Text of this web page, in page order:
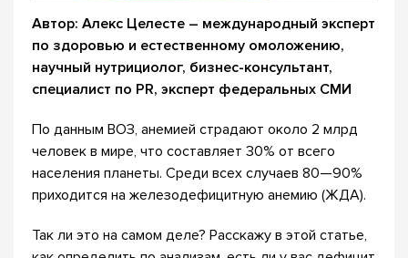
Автор: Алекс Целесте – международный эксперт
по здоровью и естественному омоложению,
научный нутрициолог, бизнес-консультант,
специалист по PR, эксперт федеральных СМИ
По данным ВОЗ, анемией страдают около 2 млрд
человек в мире, что составляет 30% от всего
населения планеты. Среди всех случаев 80—90%
приходится на железодефицитную анемию (ЖДА).
Так ли это на самом деле? Расскажу в этой статье,